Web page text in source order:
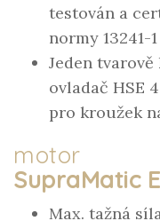
testován a
normy 13241-1
Jeden
ovladač HSE
pro kroužek
motor
SupraMatic
Max. tažná